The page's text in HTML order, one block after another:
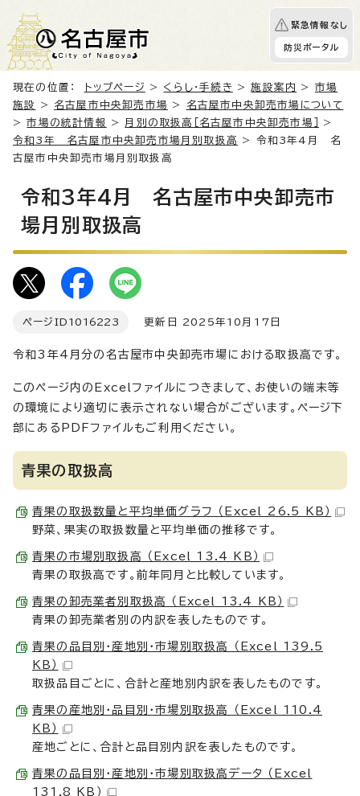
緊急情報なし
防災ポータル
現在の位置： トップページ > くらし・手続き >施設案内 > 市場
施設
> 名古屋市中央卸売市場 >
名古屋市中央卸売市場について
>市場の統計情報 > 月別の取扱高［名古屋市中央卸売市場］
>
令和3年 名古屋市中央卸売市場月別取扱高
> 令和3年4月 名
古屋市中央卸売市場月別取扱高
令和3年4月 名古屋市中央卸売市
場月別取扱高
ページID 1016223 更新日 2025年10月17日
令和3年4月分の名古屋市中央卸売市場における取扱高です。
このページ内のExcelファイルにつきまして、お使いの端末等
の環境により適切に表示されない場合がございます。ページ下
部にあるPDFファイルもご利用ください。
青果の取扱高
青果の取扱数量と平均単価グラフ （Excel 26.5 KB）
野菜、果実の取扱数量と平均単価の推移です。
青果の市場別取扱高 （Excel 13.4 KB）
青果の取扱高です。前年同月と比較しています。
青果の卸売業者別取扱高 （Excel 13.4 KB）
青果の卸売業者別の内訳を表したものです。
青果の品目別・産地別・市場別取扱高 （Excel 139.5
KB）
取扱品目ごとに、合計と産地別内訳を表したものです。
青果の産地別・品目別・市場別取扱高 （Excel 110.4
KB）
産地ごとに、合計と品目別内訳を表したものです。
青果の品目別・産地別・市場別取扱高データ （Excel
131.8 KB）